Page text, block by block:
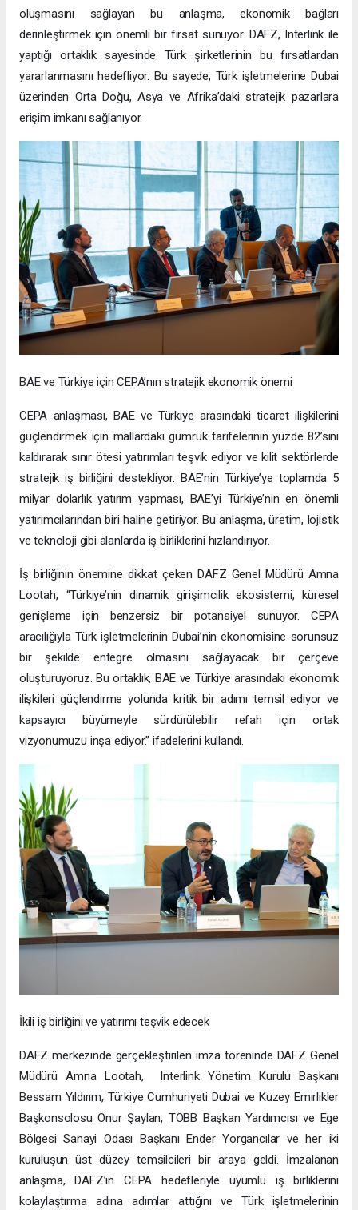
oluşmasını sağlayan bu anlaşma, ekonomik bağları
derinleştirmek için önemli bir fırsat sunuyor. DAFZ, Interlink ile
yaptığı ortaklık sayesinde Türk şirketlerinin bu fırsatlardan
yararlanmasını hedefliyor. Bu sayede, Türk işletmelerine Dubai
üzerinden Orta Doğu, Asya ve Afrika’daki stratejik pazarlara
erişim imkanı sağlanıyor.
BAE ve Türkiye için CEPA’nın stratejik ekonomik önemi
CEPA anlaşması, BAE ve Türkiye arasındaki ticaret ilişkilerini
güçlendirmek için mallardaki gümrük tarifelerinin yüzde 82’sini
kaldırarak sınır ötesi yatırımları teşvik ediyor ve kilit sektörlerde
stratejik iş birliğini destekliyor. BAE’nin Türkiye’ye toplamda 5
milyar dolarlık yatırım yapması, BAE’yi Türkiye’nin en önemli
yatırımcılarından biri haline getiriyor. Bu anlaşma, üretim, lojistik
ve teknoloji gibi alanlarda iş birliklerini hızlandırıyor.
İş birliğinin önemine dikkat çeken DAFZ Genel Müdürü Amna
Lootah, “Türkiye’nin dinamik girişimcilik ekosistemi, küresel
genişleme için benzersiz bir potansiyel sunuyor. CEPA
aracılığıyla Türk işletmelerinin Dubai’nin ekonomisine sorunsuz
bir şekilde entegre olmasını sağlayacak bir çerçeve
oluşturuyoruz. Bu ortaklık, BAE ve Türkiye arasındaki ekonomik
ilişkileri güçlendirme yolunda kritik bir adımı temsil ediyor ve
kapsayıcı büyümeyle sürdürülebilir refah için ortak
vizyonumuzu inşa ediyor.” ifadelerini kullandı.
İkili iş birliğini ve yatırımı teşvik edecek
DAFZ merkezinde gerçekleştirilen imza töreninde DAFZ Genel
Müdürü Amna Lootah, Interlink Yönetim Kurulu Başkanı
Bessam Yıldırım, Türkiye Cumhuriyeti Dubai ve Kuzey Emirlikler
Başkonsolosu Onur Şaylan, TOBB Başkan Yardımcısı ve Ege
Bölgesi Sanayi Odası Başkanı Ender Yorgancılar ve her iki
kuruluşun üst düzey temsilcileri bir araya geldi. İmzalanan
anlaşma, DAFZ’ın CEPA hedefleriyle uyumlu iş birliklerini
kolaylaştırma adına adımlar attığını ve Türk işletmelerinin